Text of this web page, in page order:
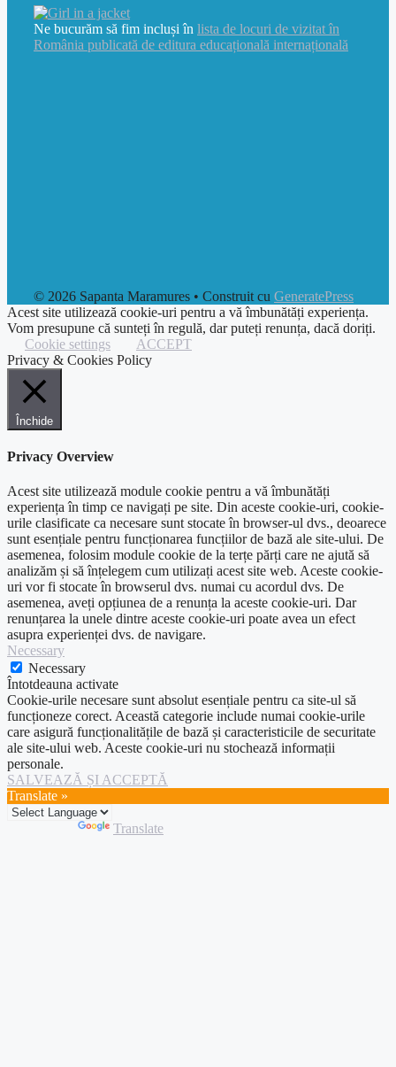
Ne bucurăm să fim incluși în lista de locuri de vizitat în
România publicată de editura educațională internațională
© 2026 Sapanta Maramures • Construit cu GeneratePress
Acest site utilizează cookie-uri pentru a vă îmbunătăți experiența.
Vom presupune că sunteți în regulă, dar puteți renunța, dacă doriți.
Cookie settings
ACCEPT
Privacy & Cookies Policy
Închide
Privacy Overview
Acest site utilizează module cookie pentru a vă îmbunătăți
experiența în timp ce navigați pe site. Din aceste cookie-uri, cookie-
urile clasificate ca necesare sunt stocate în browser-ul dvs., deoarece
sunt esențiale pentru funcționarea funcțiilor de bază ale site-ului. De
asemenea, folosim module cookie de la terțe părți care ne ajută să
analizăm și să înțelegem cum utilizați acest site web. Aceste cookie-
uri vor fi stocate în browserul dvs. numai cu acordul dvs. De
asemenea, aveți opțiunea de a renunța la aceste cookie-uri. Dar
renunțarea la unele dintre aceste cookie-uri poate avea un efect
asupra experienței dvs. de navigare.
Necessary
Necessary
Întotdeauna activate
Cookie-urile necesare sunt absolut esențiale pentru ca site-ul să
funcționeze corect. Această categorie include numai cookie-urile
care asigură funcționalitățile de bază și caracteristicile de securitate
ale site-ului web. Aceste cookie-uri nu stochează informații
personale.
SALVEAZĂ ȘI ACCEPTĂ
Translate »
Translate